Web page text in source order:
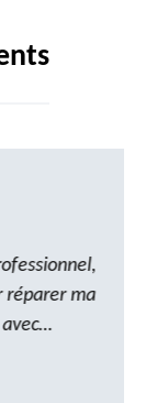
ma